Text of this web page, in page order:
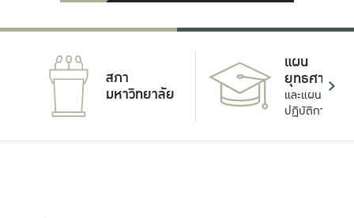
สภา
มหาวิทยาลัย
แผน
ยุทธศาสตร์
และแผน
ปฏิบัติการ